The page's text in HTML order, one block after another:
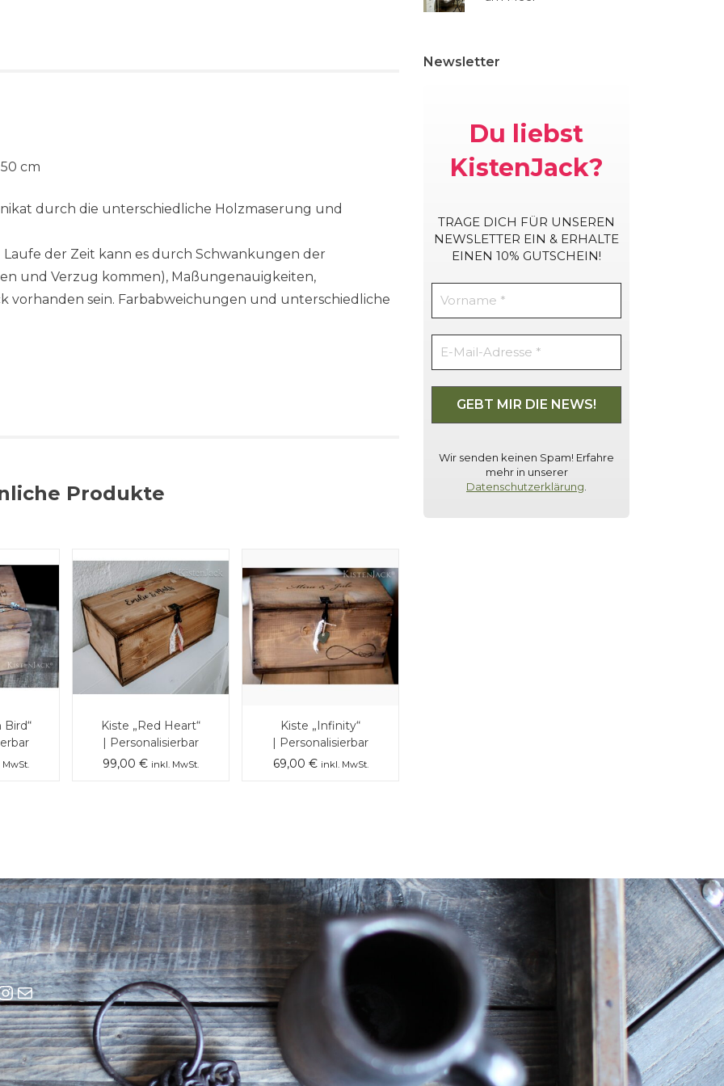
cm
durch die unterschiedliche Holzmaserung und
Laufe der Zeit kann es durch Schwankungen der
und Verzug kommen), Maßungenauigkeiten,
vorhanden sein. Farbabweichungen und unterschiedliche
Produkte
Bird“
Kiste „Red Heart“
| Personalisierbar
99,00 € inkl. MwSt.
Kiste „Infinity“
| Personalisierbar
69,00 € inkl. MwSt.
Newsletter
Du liebst
KistenJack?
TRAGE DICH FÜR UNSEREN
NEWSLETTER EIN & ERHALTE
EINEN 10% GUTSCHEIN!
Wir senden keinen Spam! Erfahre
mehr in unserer
Datenschutzerklärung
E-Mail